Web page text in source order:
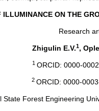
ILLUMINANCE ON THE
Research
Zhigulin E.V.1,
1 ORCID: 0000-
2 ORCID: 0000-
State Forest Engineering